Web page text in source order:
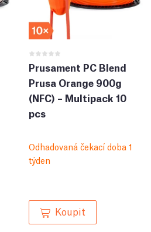
Prusament PC Blend
Prusa Orange 900g
(NFC) – Multipack 10
pcs
Odhadovaná čekací doba 1
týden
Koupit